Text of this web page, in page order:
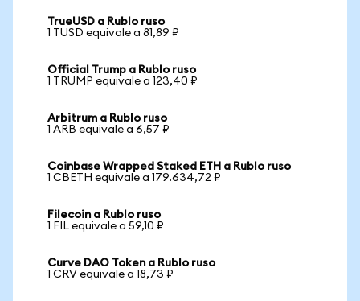
TrueUSD a Rublo ruso
1 TUSD equivale a 81,89 ₽
Official Trump a Rublo ruso
1 TRUMP equivale a 123,40 ₽
Arbitrum a Rublo ruso
1 ARB equivale a 6,57 ₽
Coinbase Wrapped Staked ETH a Rublo ruso
1 CBETH equivale a 179.634,72 ₽
Filecoin a Rublo ruso
1 FIL equivale a 59,10 ₽
Curve DAO Token a Rublo ruso
1 CRV equivale a 18,73 ₽